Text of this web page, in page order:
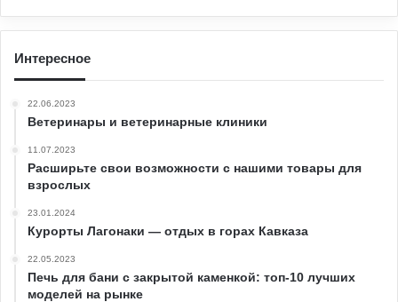
Интересное
22.06.2023
Ветеринары и ветеринарные клиники
11.07.2023
Расширьте свои возможности с нашими товары для
взрослых
23.01.2024
Курорты Лагонаки — отдых в горах Кавказа
22.05.2023
Печь для бани с закрытой каменкой: топ-10 лучших
моделей на рынке